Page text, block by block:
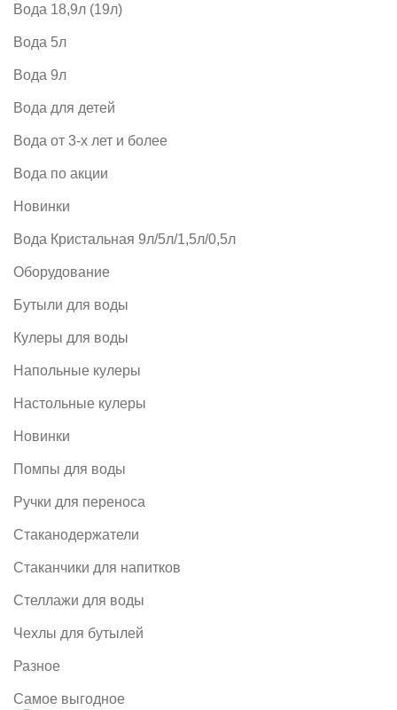
Вода 18,9л (19л)
Вода 5л
Вода 9л
Вода для детей
Вода от 3-х лет и более
Вода по акции
Новинки
Вода Кристальная 9л/5л/1,5л/0,5л
Оборудование
Бутыли для воды
Кулеры для воды
Напольные кулеры
Настольные кулеры
Новинки
Помпы для воды
Ручки для переноса
Стаканодержатели
Стаканчики для напитков
Стеллажи для воды
Чехлы для бутылей
Разное
Самое выгодное